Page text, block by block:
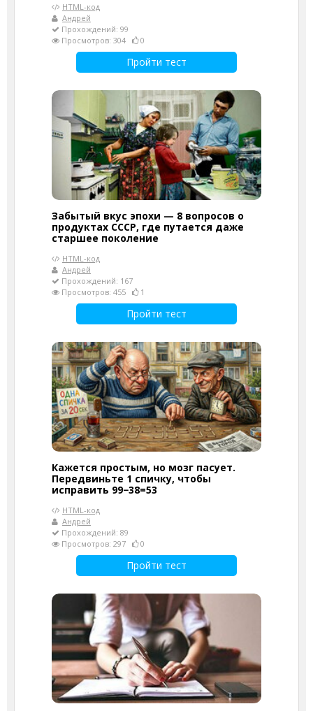
HTML-код
Андрей
Прохождений: 99
Просмотров: 304
0
Пройти тест
Забытый вкус эпохи — 8 вопросов о
продуктах СССР, где путается даже
старшее поколение
HTML-код
Андрей
Прохождений: 167
Просмотров: 455
1
Пройти тест
Кажется простым, но мозг пасует.
Передвиньте 1 спичку, чтобы
исправить 99−38=53
HTML-код
Андрей
Прохождений: 89
Просмотров: 297
0
Пройти тест